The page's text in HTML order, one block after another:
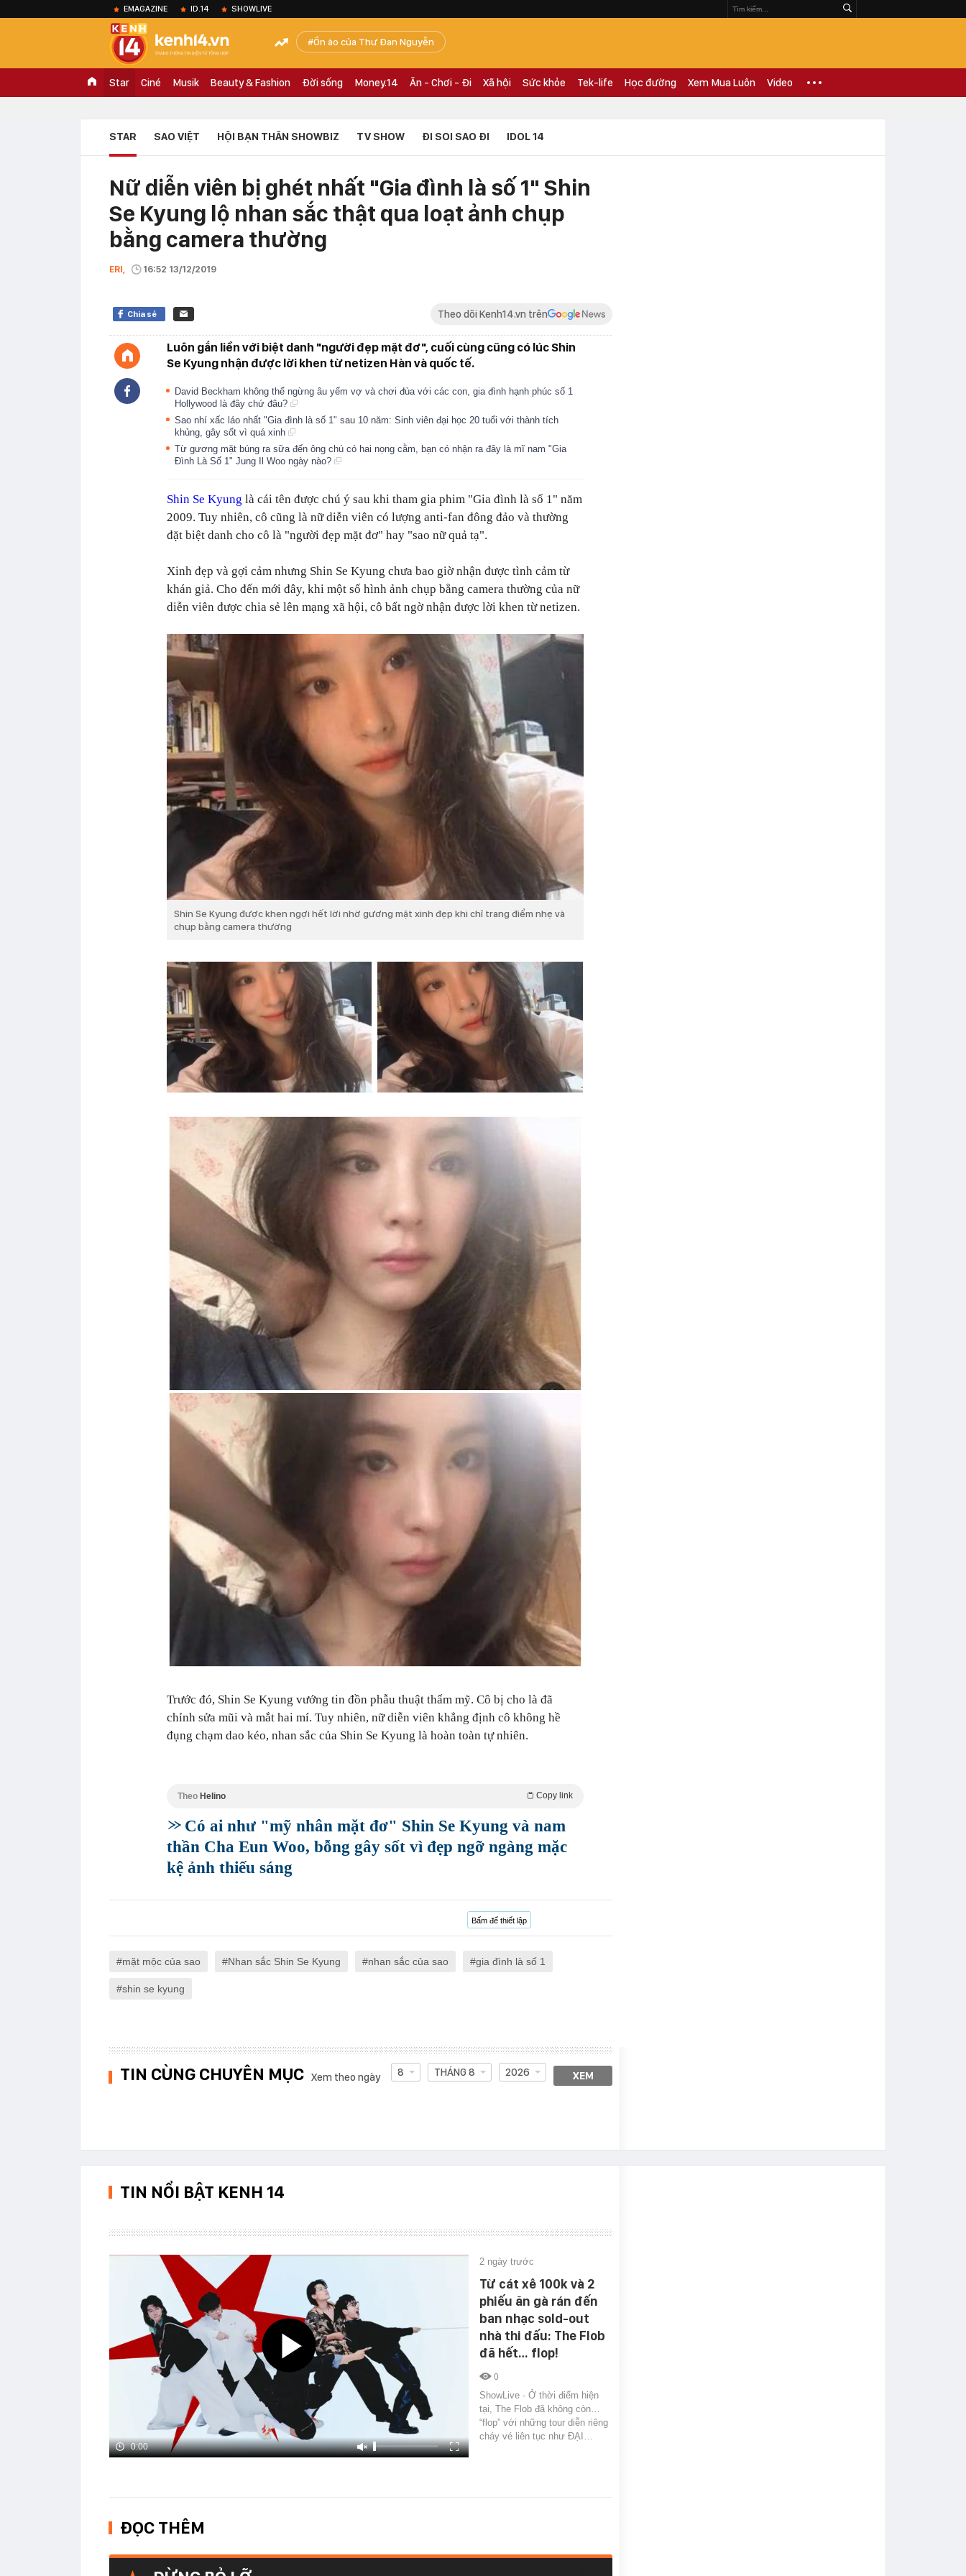
EMAGAZINE ID.14 SHOWLIVE
Ồn ào của Thư Đan Nguyễn
Star Ciné Musik Beauty & Fashion Đời sống Money.14 Ăn - Chơi - Đi Xã hội Sức khỏe Tek-life Học đường Xem Mua Luôn Video
STAR SAO VIỆT HỘI BẠN THÂN SHOWBIZ TV SHOW ĐI SOI SAO ĐI IDOL 14
Nữ diễn viên bị ghét nhất "Gia đình là số 1" Shin
Se Kyung lộ nhan sắc thật qua loạt ảnh chụp
bằng camera thường
ERI, 16:52 13/12/2019
Chia sẻ Theo dõi Kenh14.vn trên
Luôn gắn liền với biệt danh "người đẹp mặt đơ", cuối cùng cũng có lúc Shin
Se Kyung nhận được lời khen từ netizen Hàn và quốc tế.
David Beckham không thể ngừng âu yếm vợ và chơi đùa với các con, gia đình hạnh phúc số 1
Hollywood là đây chứ đâu?
Sao nhí xấc láo nhất "Gia đình là số 1" sau 10 năm: Sinh viên đại học 20 tuổi với thành tích
khủng, gây sốt vì quá xinh
Từ gương mặt búng ra sữa đến ông chú có hai nọng cằm, bạn có nhận ra đây là mĩ nam "Gia
Đình Là Số 1" Jung Il Woo ngày nào?
Shin Se Kyung là cái tên được chú ý sau khi tham gia phim "Gia đình là số 1" năm
2009. Tuy nhiên, cô cũng là nữ diễn viên có lượng anti-fan đông đảo và thường
đặt biệt danh cho cô là "người đẹp mặt đơ" hay "sao nữ quả tạ".
Xinh đẹp và gợi cảm nhưng Shin Se Kyung chưa bao giờ nhận được tình cảm từ
khán giả. Cho đến mới đây, khi một số hình ảnh chụp bằng camera thường của nữ
diễn viên được chia sẻ lên mạng xã hội, cô bất ngờ nhận được lời khen từ netizen.
Shin Se Kyung được khen ngợi hết lời nhờ gương mặt xinh đẹp khi chỉ trang điểm nhẹ và
chụp bằng camera thường
Trước đó, Shin Se Kyung vướng tin đồn phẫu thuật thẩm mỹ. Cô bị cho là đã
chỉnh sửa mũi và mắt hai mí. Tuy nhiên, nữ diễn viên khẳng định cô không hề
đụng chạm dao kéo, nhan sắc của Shin Se Kyung là hoàn toàn tự nhiên.
Theo Helino Copy link
Có ai như "mỹ nhân mặt đơ" Shin Se Kyung và nam
thần Cha Eun Woo, bỗng gây sốt vì đẹp ngỡ ngàng mặc
kệ ảnh thiếu sáng
Bấm để thiết lập
mặt mộc của sao Nhan sắc Shin Se Kyung nhan sắc của sao gia đình là số 1
shin se kyung
TIN CÙNG CHUYÊN MỤC Xem theo ngày 8 THÁNG 8 2026 XEM
TIN NỔI BẬT KENH 14
0:00
2 ngày trước
Từ cát xê 100k và 2
phiếu ăn gà rán đến
ban nhạc sold-out
nhà thi đấu: The Flob
đã hết… flop!
0
ShowLive · Ở thời điểm hiện
tại, The Flob đã không còn…
“flop” với những tour diễn riêng
cháy vé liên tục như ĐẠI…
ĐỌC THÊM